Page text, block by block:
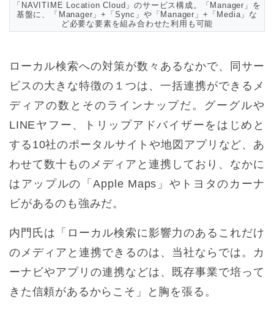
「NAVITIME Location Cloud」のサービス構成。「Manager」を
基盤に、「Manager」+「Sync」や「Manager」+「Media」な
ど必要な要素を組み合わせた利用も可能
ローカル検索への対策が数々あるなかで、同サー
ビスの大きな特徴の１つは、一括連携ができるメ
ディアの数とそのラインナップだ。グーグルや
LINEヤフー、トリップアドバイザーをはじめと
する10社のポータルサイトや地図アプリなど、あ
わせて数十ものメディアと連携しており、なかに
はアップルの「Apple Maps」やトヨタのカーナ
ビがあるのも強みだ。
内門氏は「ローカル検索に影響力のあるこれだけ
のメディアと連携できるのは、当社ならでは。カ
ーナビやアプリの連携などは、既存事業で培って
きた信頼があるからこそ」と胸を張る。